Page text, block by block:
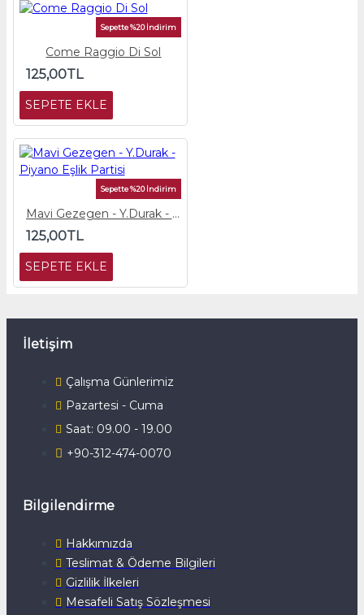
Sepette %20 İndirim
Come Raggio Di Sol
125,00TL
SEPETE EKLE
Sepette %20 İndirim
Mavi Gezegen - Y.Durak - Piyano Eşlik Partisi
125,00TL
SEPETE EKLE
İletişim
Çalışma Günlerimiz
Pazartesi - Cuma
Saat: 09.00 - 19.00
+90-312-474-0070
Bilgilendirme
Hakkımızda
Teslimat & Ödeme Bilgileri
Gizlilik İlkeleri
Mesafeli Satış Sözleşmesi